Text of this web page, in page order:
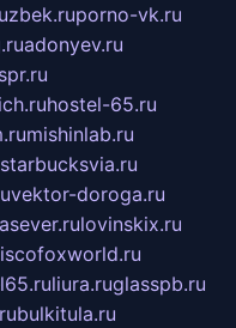
porno-vk.ru
adonyev.ru
hostel-65.ru
mishinlab.ru
starbucksvia.ru
vektor-doroga.ru
lovinskix.ru
liura.ruglasspb.ru
bulkitula.ru